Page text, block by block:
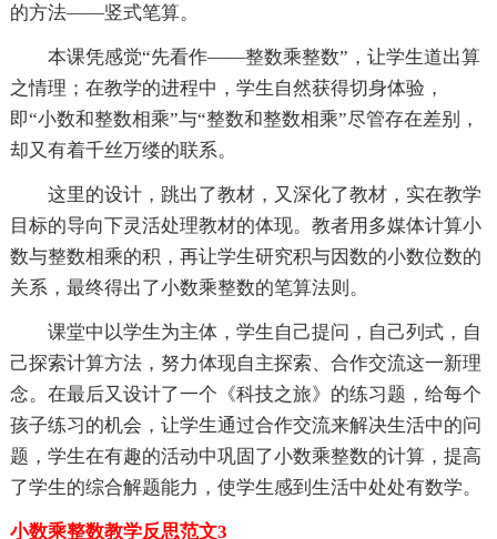
的方法——竖式笔算。
本课凭感觉“先看作——整数乘整数”，让学生道出算
之情理；在教学的进程中，学生自然获得切身体验，
即“小数和整数相乘”与“整数和整数相乘”尽管存在差别，
却又有着千丝万缕的联系。
这里的设计，跳出了教材，又深化了教材，实在教学
目标的导向下灵活处理教材的体现。教者用多媒体计算小
数与整数相乘的积，再让学生研究积与因数的小数位数的
关系，最终得出了小数乘整数的笔算法则。
课堂中以学生为主体，学生自己提问，自己列式，自
己探索计算方法，努力体现自主探索、合作交流这一新理
念。在最后又设计了一个《科技之旅》的练习题，给每个
孩子练习的机会，让学生通过合作交流来解决生活中的问
题，学生在有趣的活动中巩固了小数乘整数的计算，提高
了学生的综合解题能力，使学生感到生活中处处有数学。
小数乘整数教学反思范文3